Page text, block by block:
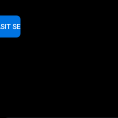
SE